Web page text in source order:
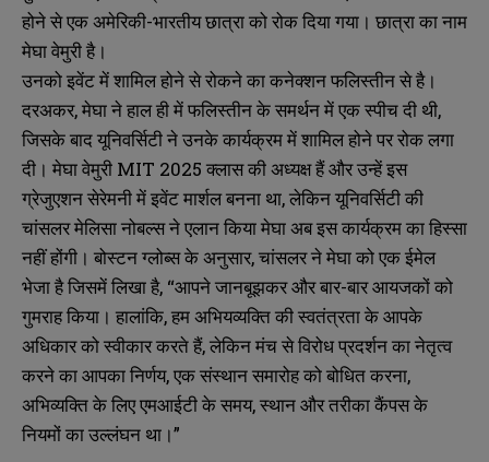
होने से एक अमेरिकी-भारतीय छात्रा को रोक दिया गया। छात्रा का नाम
मेघा वेमुरी है।
उनको इवेंट में शामिल होने से रोकने का कनेक्शन फलिस्तीन से है।
दरअकर, मेघा ने हाल ही में फलिस्तीन के समर्थन में एक स्पीच दी थी,
जिसके बाद यूनिवर्सिटी ने उनके कार्यक्रम में शामिल होने पर रोक लगा
दी। मेघा वेमुरी MIT 2025 क्लास की अध्यक्ष हैं और उन्हें इस
ग्रेजुएशन सेरेमनी में इवेंट मार्शल बनना था, लेकिन यूनिवर्सिटी की
चांसलर मेलिसा नोबल्स ने एलान किया मेघा अब इस कार्यक्रम का हिस्सा
नहीं होंगी। बोस्टन ग्लोब्स के अनुसार, चांसलर ने मेघा को एक ईमेल
भेजा है जिसमें लिखा है, “आपने जानबूझकर और बार-बार आयजकों को
गुमराह किया। हालांकि, हम अभियव्यक्ति की स्वतंत्रता के आपके
अधिकार को स्वीकार करते हैं, लेकिन मंच से विरोध प्रदर्शन का नेतृत्व
करने का आपका निर्णय, एक संस्थान समारोह को बोधित करना,
अभिव्यक्ति के लिए एमआईटी के समय, स्थान और तरीका कैंपस के
नियमों का उल्लंघन था।”